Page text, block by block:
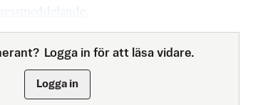
Logga in för att läsa vidare.
Logga in